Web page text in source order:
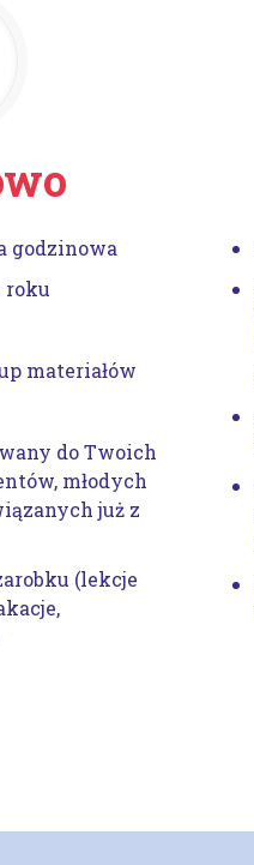
godzinowa
roku
materiałów
do Twoich
młodych
już z
(lekcje